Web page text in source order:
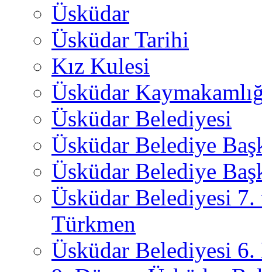
Üsküdar
Üsküdar Tarihi
Kız Kulesi
Üsküdar
Üsküdar Belediyesi
Üsküdar Belediye
Üsküdar Belediye
Üsküdar Belediyesi
Türkmen
Üsküdar Belediyesi 6.